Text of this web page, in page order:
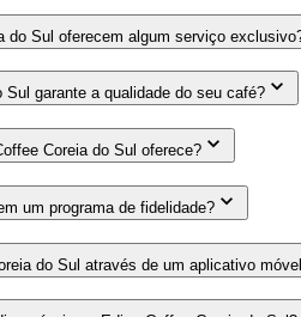
do Sul oferecem algum serviço
garante a qualidade do seu café?
Coreia do Sul oferece?
um programa de fidelidade?
do Sul através de um aplicativo